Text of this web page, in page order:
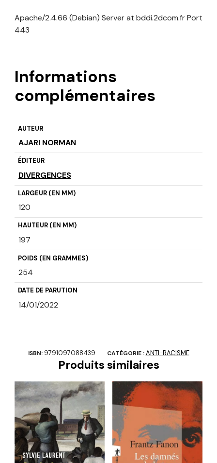
Apache/2.4.66 (Debian) Server at bddi.2dcom.fr Port
443
Informations
complémentaires
AUTEUR
AJARI NORMAN
ÉDITEUR
DIVERGENCES
LARGEUR (EN MM)
120
HAUTEUR (EN MM)
197
POIDS (EN GRAMMES)
254
DATE DE PARUTION
14/01/2022
ISBN: 9791097088439 CATÉGORIE :ANTI-RACISME
Produits similaires